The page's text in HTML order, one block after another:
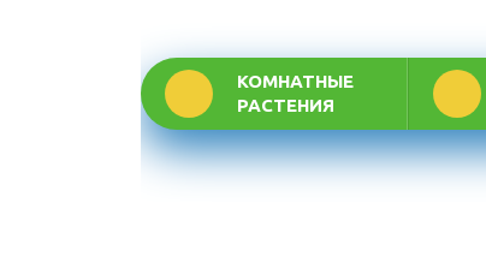
КОМНАТНЫЕ
РАСТЕНИЯ